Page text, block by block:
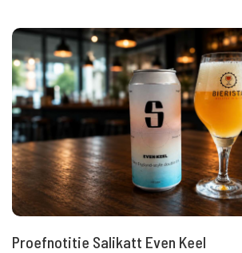
Proefnotitie Salikatt Even Keel